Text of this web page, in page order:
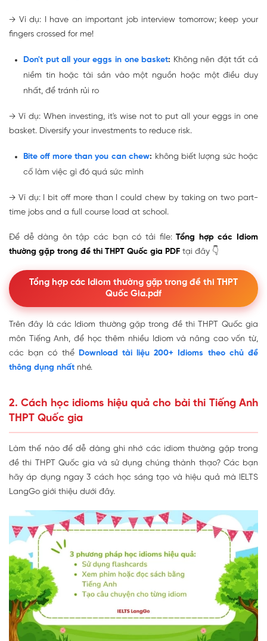
→ Ví dụ: I have an important job interview tomorrow; keep your
fingers crossed for me!
Don't put all your eggs in one basket: Không nên đặt tất cả
niềm tin hoặc tài sản vào một nguồn hoặc một điều duy
nhất, để tránh rủi ro
→ Ví dụ: When investing, it's wise not to put all your eggs in one
basket. Diversify your investments to reduce risk.
Bite off more than you can chew: không biết lượng sức hoặc
cố làm việc gì đó quá sức mình
→ Ví dụ: I bit off more than I could chew by taking on two part-
time jobs and a full course load at school.
Để dễ dàng ôn tập các bạn có tải file:Tổng hợp các Idiom
thường gặp trong đề thi THPT Quốc gia PDF tại đây 👇
Tổng hợp các Idiom thường gặp trong đề thi THPT
Quốc Gia.pdf
Trên đây là các Idiom thường gặp trong đề thi THPT Quốc gia
môn Tiếng Anh, để học thêm nhiều Idiom và nâng cao vốn từ,
các bạn có thể Download tài liệu 200+ Idioms theo chủ đề
thông dụng nhất nhé.
2. Cách học idioms hiệu quả cho bài thi Tiếng Anh
THPT Quốc gia
Làm thế nào để dễ dàng ghi nhớ các idiom thường gặp trong
đề thi THPT Quốc gia và sử dụng chúng thành thạo? Các bạn
hãy áp dụng ngay 3 cách học sáng tạo và hiệu quả mà IELTS
LangGo giới thiệu dưới đây.